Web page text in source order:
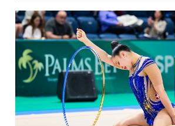
Lauren Grüniger für WM